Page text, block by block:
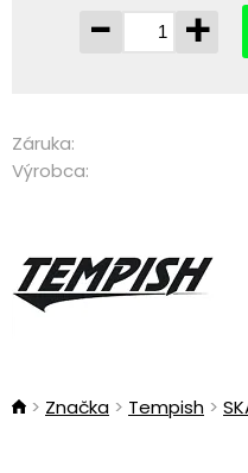
-
+
Záruka:
Výrobca:
Značka Tempish